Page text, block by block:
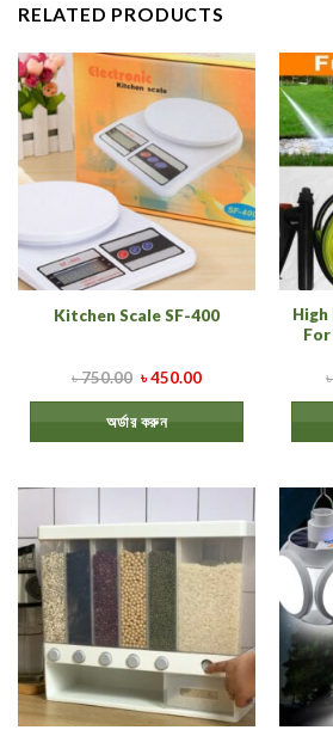
RELATED PRODUCTS
Kitchen Scale SF-400
৳750.00 ৳450.00
অর্ডার করুন
High